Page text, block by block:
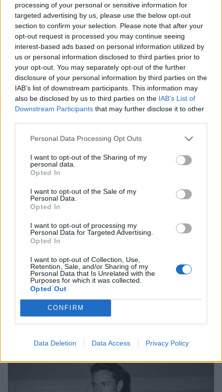
processing of your personal or sensitive information for
targeted advertising by us, please use the below opt-out
section to confirm your selection. Please note that after your
opt-out request is processed you may continue seeing
interest-based ads based on personal information utilized by
us or personal information disclosed to third parties prior to
your opt-out. You may separately opt-out of the further
disclosure of your personal information by third parties on the
IAB’s list of downstream participants. This information may
also be disclosed by us to third parties on the IAB’s List of
Downstream Participants that may further disclose it to other
Personal Data Processing Opt Outs
I want to opt-out of the Sharing of my
personal data.
Opted In
I want to opt-out of the Sale of my
Personal Data.
Opted In
I want to opt-out of processing my
Personal Data for Targeted Advertising.
Opted In
I want to opt-out of Collection, Use,
Retention, Sale, and/or Sharing of my
Personal Data that Is Unrelated with the
Purposes for which it was collected.
Opted Out
CONFIRM
Data Deletion Data Access Privacy Policy
SHOWBIZ
Γενέθλια για τον Γιώργο Λιάγκα! Η ηλικία, οι
σπουδές, η τηλεοπτική πορεία και η
προσωπική ζωή
06:58 @28-05-2025
SHOWBIZ
Χρόνια πολλά Ζωζώ Σαπουντζάκη! Η
απόλυτη ντίβα του ελληνικού θεάματος έχει
γενέθλια